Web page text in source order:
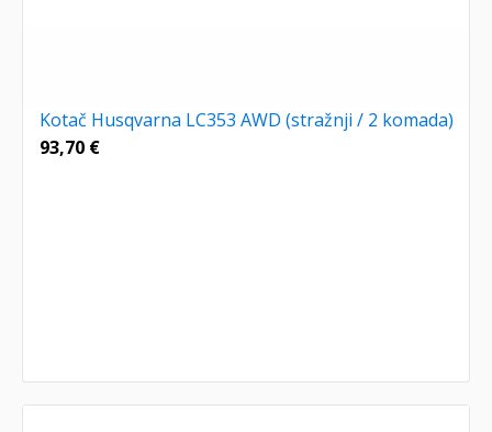
Kotač Husqvarna LC353 AWD (stražnji / 2 komada)
93,70 €